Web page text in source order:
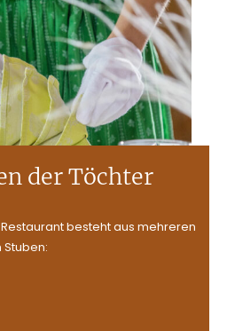
der Töchter
besteht aus mehreren